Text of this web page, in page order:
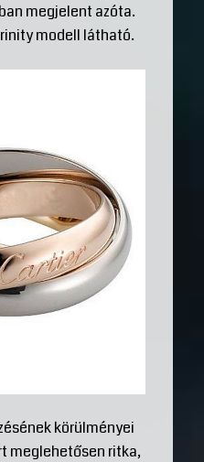
megjelent azóta.
modell látható.
körülményei
meglehetősen ritka,